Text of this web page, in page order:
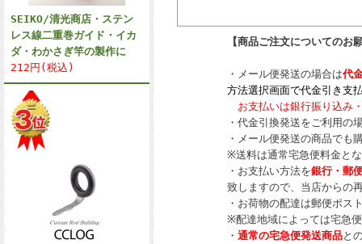
SEIKO/清光商店・ステン
レス線二重巻ガイド・イカ
ダ・わかさぎ竿の製作に
212円(税込)
【商品ご注文についてのお
・メール便発送の場合は代
方法選択画面で代金引き支
お支払いは銀行振り込み
・代金引換発送をご利用の
・メール便発送の商品でも
※送料は通常宅急便料金と
・お支払い方法を銀行・郵
致しますので、当店からの
・お荷物の配達は郵便ポス
※配達地域によっては宅急
・ 通常の宅急便発送商品と